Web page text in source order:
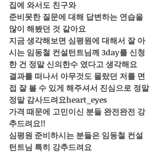
집에 와서도 친구와
준비못한 질문에 대해 답변하는 연습을
많이 해봤던 것 같아요
지금 생각해보면 심평원에 대해서 잘 아
시는 임동철 컨설턴트님께 3day를 신청
한 건 정말 신의한수 였다고 생각해요
결과를 떠나서 아무것도 몰랐던 저를 면
접 잘 볼 수 있게 해주셔서 진심으로 정말
정말 감사드려요heart_eyes
가격 때문에 고민이신 분들 완전완전 강
추드려요!!
심평원 준비하시는 분들은 임동철 컨설
턴트님 특히 강추드려요